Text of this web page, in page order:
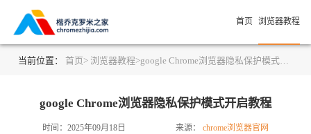
首页 浏览器教程
当前位置： 首页> 浏览器教程>google Chrome浏览器隐私保护模式开启教程
google Chrome浏览器隐私保护模式开启教程
时间：2025年09月18日 来源： chrome浏览器官网